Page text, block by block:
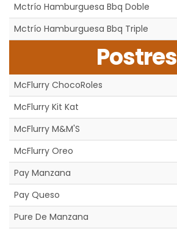
Mctrío Hamburguesa Bbq Doble
Mctrío Hamburguesa Bbq Triple
Postres
McFlurry ChocoRoles
McFlurry Kit Kat
McFlurry M&M'S
McFlurry Oreo
Pay Manzana
Pay Queso
Pure De Manzana